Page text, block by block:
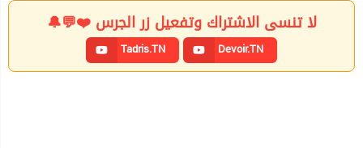
لا تنسى الاشتراك وتفعيل زر الجرس ❤️💬🔔
Tadris.TN Devoir.TN